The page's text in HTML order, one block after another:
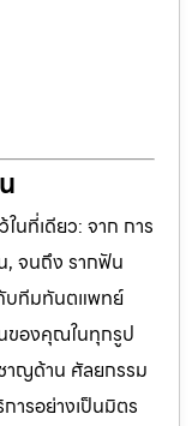
นที่เดียว: จาก การ
, จนถึง รากฟัน
บทีมทันตแพทย์
ของคุณในทุกรูป
าญด้าน ศัลยกรรม
ารอย่างเป็นมิตร